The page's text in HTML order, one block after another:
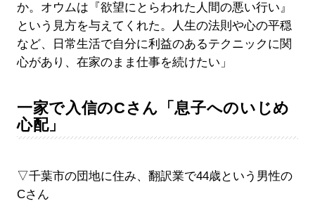
か。オウムは『欲望にとらわれた人間の悪い行い』
という見方を与えてくれた。人生の法則や心の平穏
など、日常生活で自分に利益のあるテクニックに関
心があり、在家のまま仕事を続けたい」
一家で入信のCさん「息子へのいじめ
心配」
▽千葉市の団地に住み、翻訳業で44歳という男性の
Cさん